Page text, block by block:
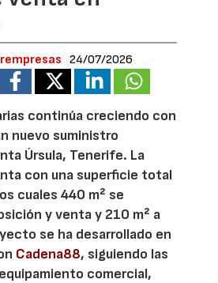
24/07/2026
continúa creciendo con
nuevo suministro
Úrsula, Tenerife. La
con una superficie total
cuales 440 m² se
y venta y 210 m² a
se ha desarrollado en
Cadena88, siguiendo las
comercial,